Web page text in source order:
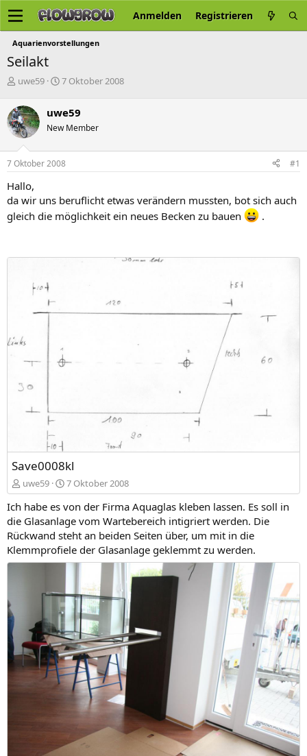
Anmelden Registrieren
Aquarienvorstellungen
Seilakt
E
s
t
e
l
l
e
uwe59
E
t
e
l
t
7 Oktober 2008
uwe59
New Member
7 Oktober 2008 #1
Hallo,
da wir uns beruflicht etwas verändern mussten, bot sich auch
gleich die möglichkeit ein neues Becken zu bauen
.
Save0008kl
uwe59 7 Oktober 2008
Ich habe es von der Firma Aquaglas kleben lassen. Es soll in
die Glasanlage vom Wartebereich intigriert werden. Die
Rückwand steht an beiden Seiten über, um mit in die
Klemmprofiele der Glasanlage geklemmt zu werden.